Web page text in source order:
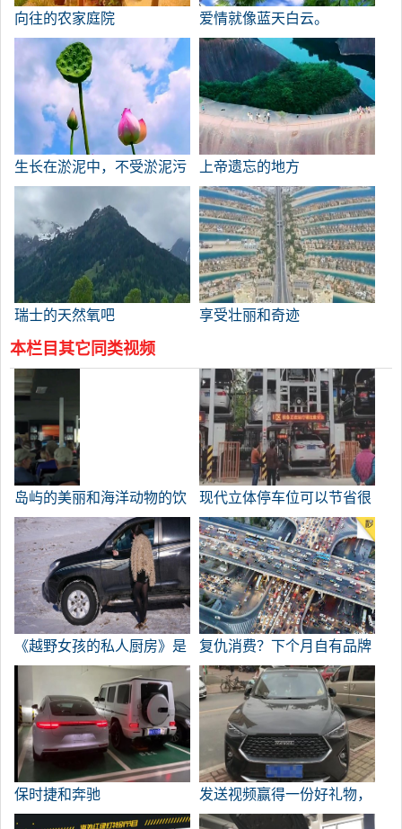
向往的农家庭院 爱情就像蓝天白云。
生长在淤泥中，不受淤泥污
染
上帝遗忘的地方
瑞士的天然氧吧 享受壮丽和奇迹
本栏目其它同类视频
岛屿的美丽和海洋动物的饮
水
现代立体停车位可以节省很
多空
《越野女孩的私人厨房》是
如何在零下20度的雪山上画
出穿丝袜的佩吉的
复仇消费？下个月自有品牌
销售额增长499%或更多？
总编辑的观点
保时捷和奔驰
发送视频赢得一份好礼物，
展示你的汽车故事-哈夫F7x